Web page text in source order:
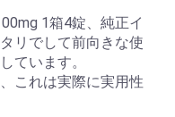
1箱4錠、純正イ
リでして前向きな使
ています。
これは実際に実用性